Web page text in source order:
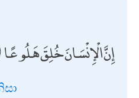
إِنَّ الْإِنْسَانَ خُلِقَ هَلُوعًا